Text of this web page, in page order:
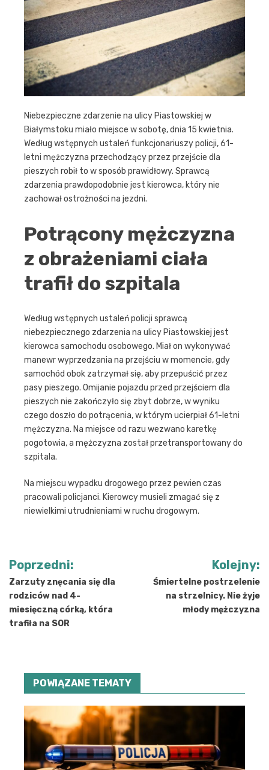
Niebezpieczne zdarzenie na ulicy Piastowskiej w
Białymstoku miało miejsce w sobotę, dnia 15 kwietnia.
Według wstępnych ustaleń funkcjonariuszy policji, 61-
letni mężczyzna przechodzący przez przejście dla
pieszych robił to w sposób prawidłowy. Sprawcą
zdarzenia prawdopodobnie jest kierowca, który nie
zachował ostrożności na jezdni.
Potrącony mężczyzna
z obrażeniami ciała
trafił do szpitala
Według wstępnych ustaleń policji sprawcą
niebezpiecznego zdarzenia na ulicy Piastowskiej jest
kierowca samochodu osobowego. Miał on wykonywać
manewr wyprzedzania na przejściu w momencie, gdy
samochód obok zatrzymał się, aby przepuścić przez
pasy pieszego. Omijanie pojazdu przed przejściem dla
pieszych nie zakończyło się zbyt dobrze, w wyniku
czego doszło do potrącenia, w którym ucierpiał 61-letni
mężczyzna. Na miejsce od razu wezwano karetkę
pogotowia, a mężczyzna został przetransportowany do
szpitala.
Na miejscu wypadku drogowego przez pewien czas
pracowali policjanci. Kierowcy musieli zmagać się z
niewielkimi utrudnieniami w ruchu drogowym.
Nawigacja
wpisu
Poprzedni:
Zarzuty znęcania się dla
rodziców nad 4-
miesięczną córką, która
trafiła na SOR
Kolejny:
Śmiertelne postrzelenie
na strzelnicy. Nie żyje
młody mężczyzna
POWIĄZANE TEMATY